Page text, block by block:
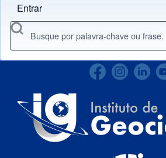
Menu do usuário
Entrar
Search